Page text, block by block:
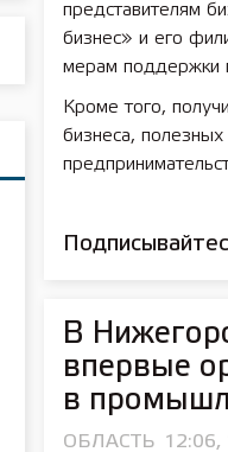
представителям
бизнес» и его
мерам поддержки
Кроме того,
бизнеса, полезных
В
впервые
в
ОБЛАСТЬ